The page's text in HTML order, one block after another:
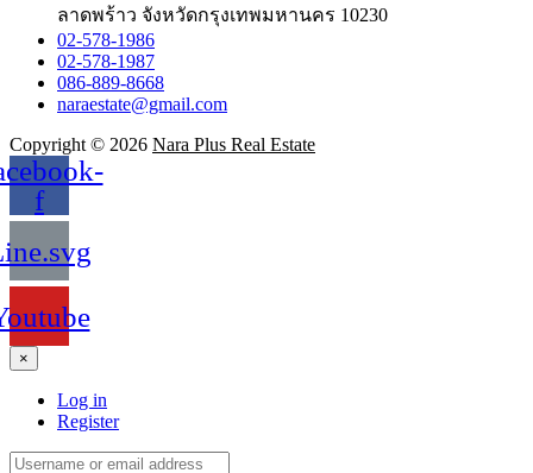
ลาดพร้าว จังหวัดกรุงเทพมหานคร 10230
02-578-1986
02-578-1987
086-889-8668
naraestate@gmail.com
Copyright © 2026 Nara Plus Real Estate
f
×
Log in
Register